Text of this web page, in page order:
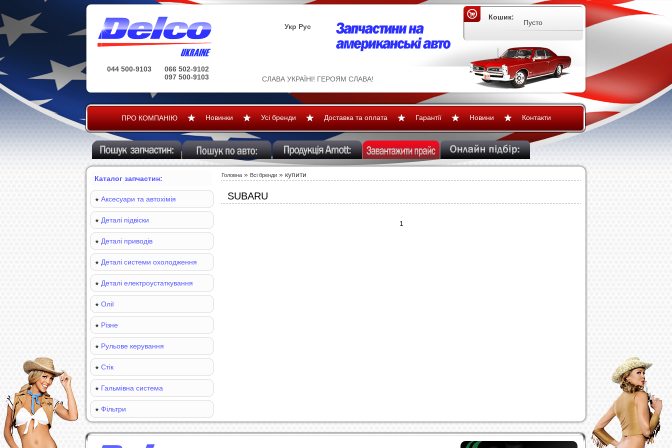
Укр Рус
044 500-9103
066 502-9102
097 500-9103
СЛАВА УКРАЇНІ! ГЕРОЯМ СЛАВА!
Кошик:
Пусто
ПРО КОМПАНІЮ Новинки Усі бренди Доставка та оплата Гарантії Новини Контакти
Головна » Всі бренди » купити
SUBARU
1
Каталог запчастин:
Аксесуари та автохімія
Деталі підвіски
Деталі приводів
Деталі системи охолодження
Деталі електроустаткування
Олії
Різне
Рульове керування
Стік
Гальмівна система
Фільтри